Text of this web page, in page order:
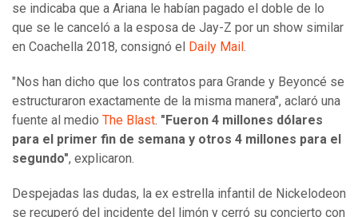
se indicaba que a Ariana le habían pagado el doble de lo
que se le canceló a la esposa de Jay-Z por un show similar
en Coachella 2018, consignó el Daily Mail
"Nos han dicho que los contratos para Grande y Beyoncé se
estructuraron exactamente de la misma manera", aclaró una
fuente al medio The Blast "Fueron 4 millones dólares
para el primer fin de semana y otros 4 millones para el
segundo", explicaron.
Despejadas las dudas, la ex estrella infantil de Nickelodeon
se recuperó del incidente del limón y cerró su concierto con